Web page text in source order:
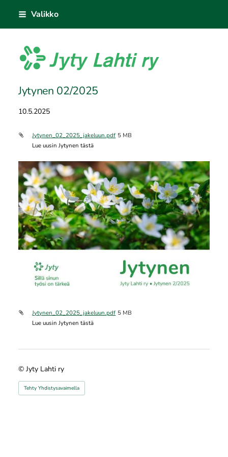
sisältöön
Valikko
Jyty Lahti ry
Jytynen 02/2025
10.5.2025
Jytynen_02_2025_jakeluun.pdf 5 MB
Lue uusin Jytynen tästä
Jytynen_02_2025_jakeluun.pdf 5 MB
Lue uusin Jytynen tästä
© Jyty Lahti ry
Tehty Yhdistysavaimella